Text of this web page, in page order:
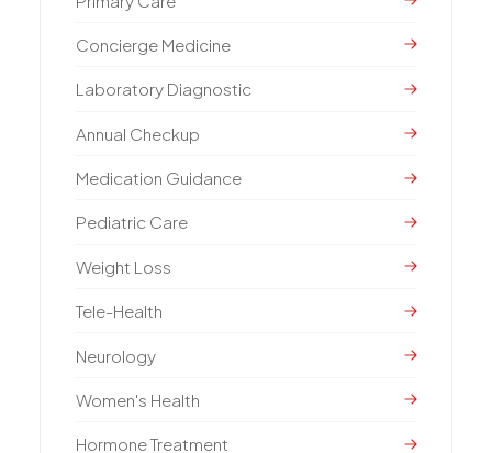
Concierge Medicine
Laboratory Diagnostic
Annual Checkup
Medication Guidance
Pediatric Care
Weight Loss
Tele-Health
Neurology
Women's Health
Hormone Treatment